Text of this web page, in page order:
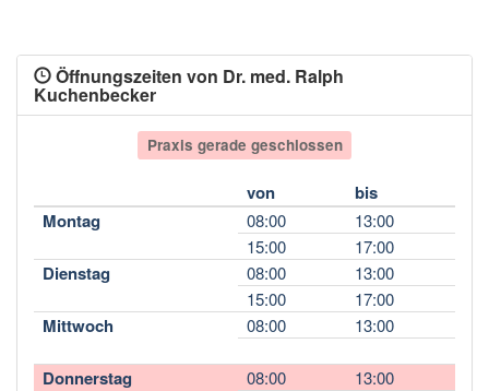
Öffnungszeiten von Dr. med. Ralph
Kuchenbecker
Praxis gerade geschlossen
von
bis
Montag
08:00
13:00
15:00
17:00
Dienstag 08:00
13:00
15:00
17:00
Mittwoch 08:00 13:00
Donnerstag 08:00 13:00